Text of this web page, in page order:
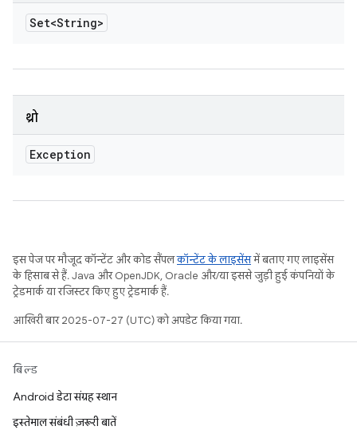
Set<String>
थ्रो
Exception
इस पेज पर मौजूद कॉन्टेंट और कोड सैंपलकॉन्टेंट के लाइसेंसमें बताए गए लाइसेंस
के हिसाब से हैं. Java और OpenJDK, Oracle और/या इससे जुड़ी हुई कंपनियों के
ट्रेडमार्क या रजिस्टर किए हुए ट्रेडमार्क हैं.
आखिरी बार 2025-07-27 (UTC) को अपडेट किया गया.
बिल्ड
Android डेटा संग्रह स्थान
इस्तेमाल संबंधी ज़रूरी बातें